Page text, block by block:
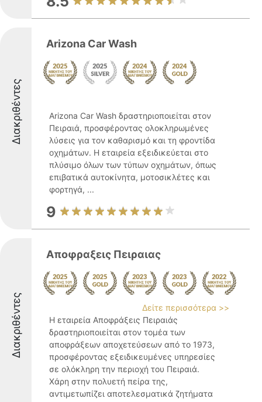
Διακριθέντες
Arizona Car Wash
Arizona Car Wash δραστηριοποιείται στον
Πειραιά, προσφέροντας ολοκληρωμένες
λύσεις για τον καθαρισμό και τη φροντίδα
οχημάτων. Η εταιρεία εξειδικεύεται στο
πλύσιμο όλων των τύπων οχημάτων, όπως
επιβατικά αυτοκίνητα, μοτοσικλέτες και
φορτηγά, ...
9
Διακριθέντες
Αποφραξεις Πειραιας
Δείτε περισσότερα >>
Η εταιρεία Αποφράξεις Πειραιάς
δραστηριοποιείται στον τομέα των
αποφράξεων αποχετεύσεων από το 1973,
προσφέροντας εξειδικευμένες υπηρεσίες
σε ολόκληρη την περιοχή του Πειραιά.
Χάρη στην πολυετή πείρα της,
αντιμετωπίζει αποτελεσματικά ζητήματα